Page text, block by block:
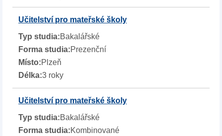
Učitelství pro mateřské školy
Bakalářské
Prezenční
Plzeň
3 roky
Učitelství pro mateřské školy
Bakalářské
Kombinované